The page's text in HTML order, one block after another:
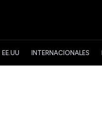
EE.UU INTERNACIONALES